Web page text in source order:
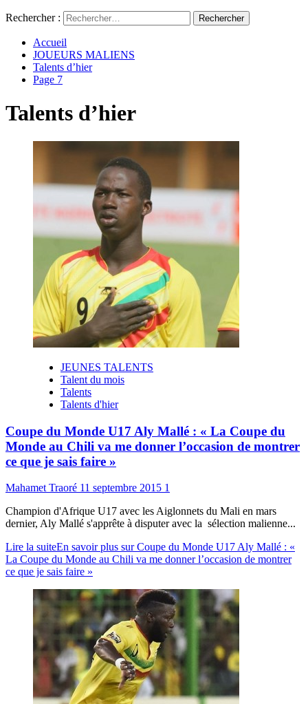
Rechercher :
Accueil
JOUEURS MALIENS
Talents d’hier
Page 7
Talents d’hier
JEUNES TALENTS
Talent du mois
Talents
Talents d'hier
Coupe du Monde U17 Aly Mallé : « La Coupe du
Monde au Chili va me donner l’occasion de montrer
ce que je sais faire »
Mahamet Traoré 11 septembre 2015 1
Champion d'Afrique U17 avec les Aiglonnets du Mali en mars
dernier, Aly Mallé s'apprête à disputer avec la sélection malienne...
Lire la suiteEn savoir plus sur Coupe du Monde U17 Aly Mallé : «
La Coupe du Monde au Chili va me donner l’occasion de montrer
ce que je sais faire »